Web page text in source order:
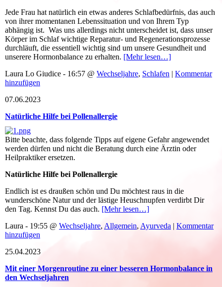
Jede Frau hat natürlich ein etwas anderes Schlafbedürfnis, das auch
von ihrer momentanen Lebenssituation und von Ihrem Typ
abhängig ist. Was uns allerdings nicht unterscheidet ist, dass unser
Körper im Schlaf wichtige Reparatur- und Regenerationsprozesse
durchläuft, die essentiell wichtig sind um unsere Gesundheit und
unserere Hormonbalance zu erhalten. [Mehr lesen…]
Laura Lo Giudice - 16:57 @ Wechseljahre, Schlafen | Kommentar
hinzufügen
07.06.2023
Natürliche Hilfe bei Pollenallergie
Bitte beachte, dass folgende Tipps auf eigene Gefahr angewendet
werden dürfen und nicht die Beratung durch eine Ärztin oder
Heilpraktiker ersetzen.
Natürliche Hilfe bei Pollenallergie
Endlich ist es draußen schön und Du möchtest raus in die
wunderschöne Natur und der lästige Heuschnupfen verdirbt Dir
den Tag. Kennst Du das auch. [Mehr lesen…]
Laura - 19:55 @ Wechseljahre, Allgemein, Ayurveda | Kommentar
hinzufügen
25.04.2023
Mit einer Morgenroutine zu einer besseren Hormonbalance in
den Wechseljahren